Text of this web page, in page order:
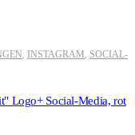
INSTAGRAM SOCIAL-
Logo+ Social-Media, rot